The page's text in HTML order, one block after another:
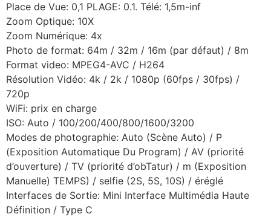
Place de Vue: 0,1 PLAGE: 0.1. Télé: 1,5m-inf
Zoom Optique: 10X
Zoom Numérique: 4x
Photo de format: 64m / 32m / 16m (par défaut) / 8m
Format video: MPEG4-AVC / H264
Résolution Vidéo: 4k / 2k / 1080p (60fps / 30fps) /
720p
WiFi: prix en charge
ISO: Auto / 100/200/400/800/1600/3200
Modes de photographie: Auto (Scène Auto) / P
(Exposition Automatique Du Program) / AV (priorité
d’ouverture) / TV (priorité d’obTatur) / m (Exposition
Manuelle) TEMPS) / selfie (2S, 5S, 10S) / éréglé
Interfaces de Sortie: Mini Interface Multimédia Haute
Définition / Type C